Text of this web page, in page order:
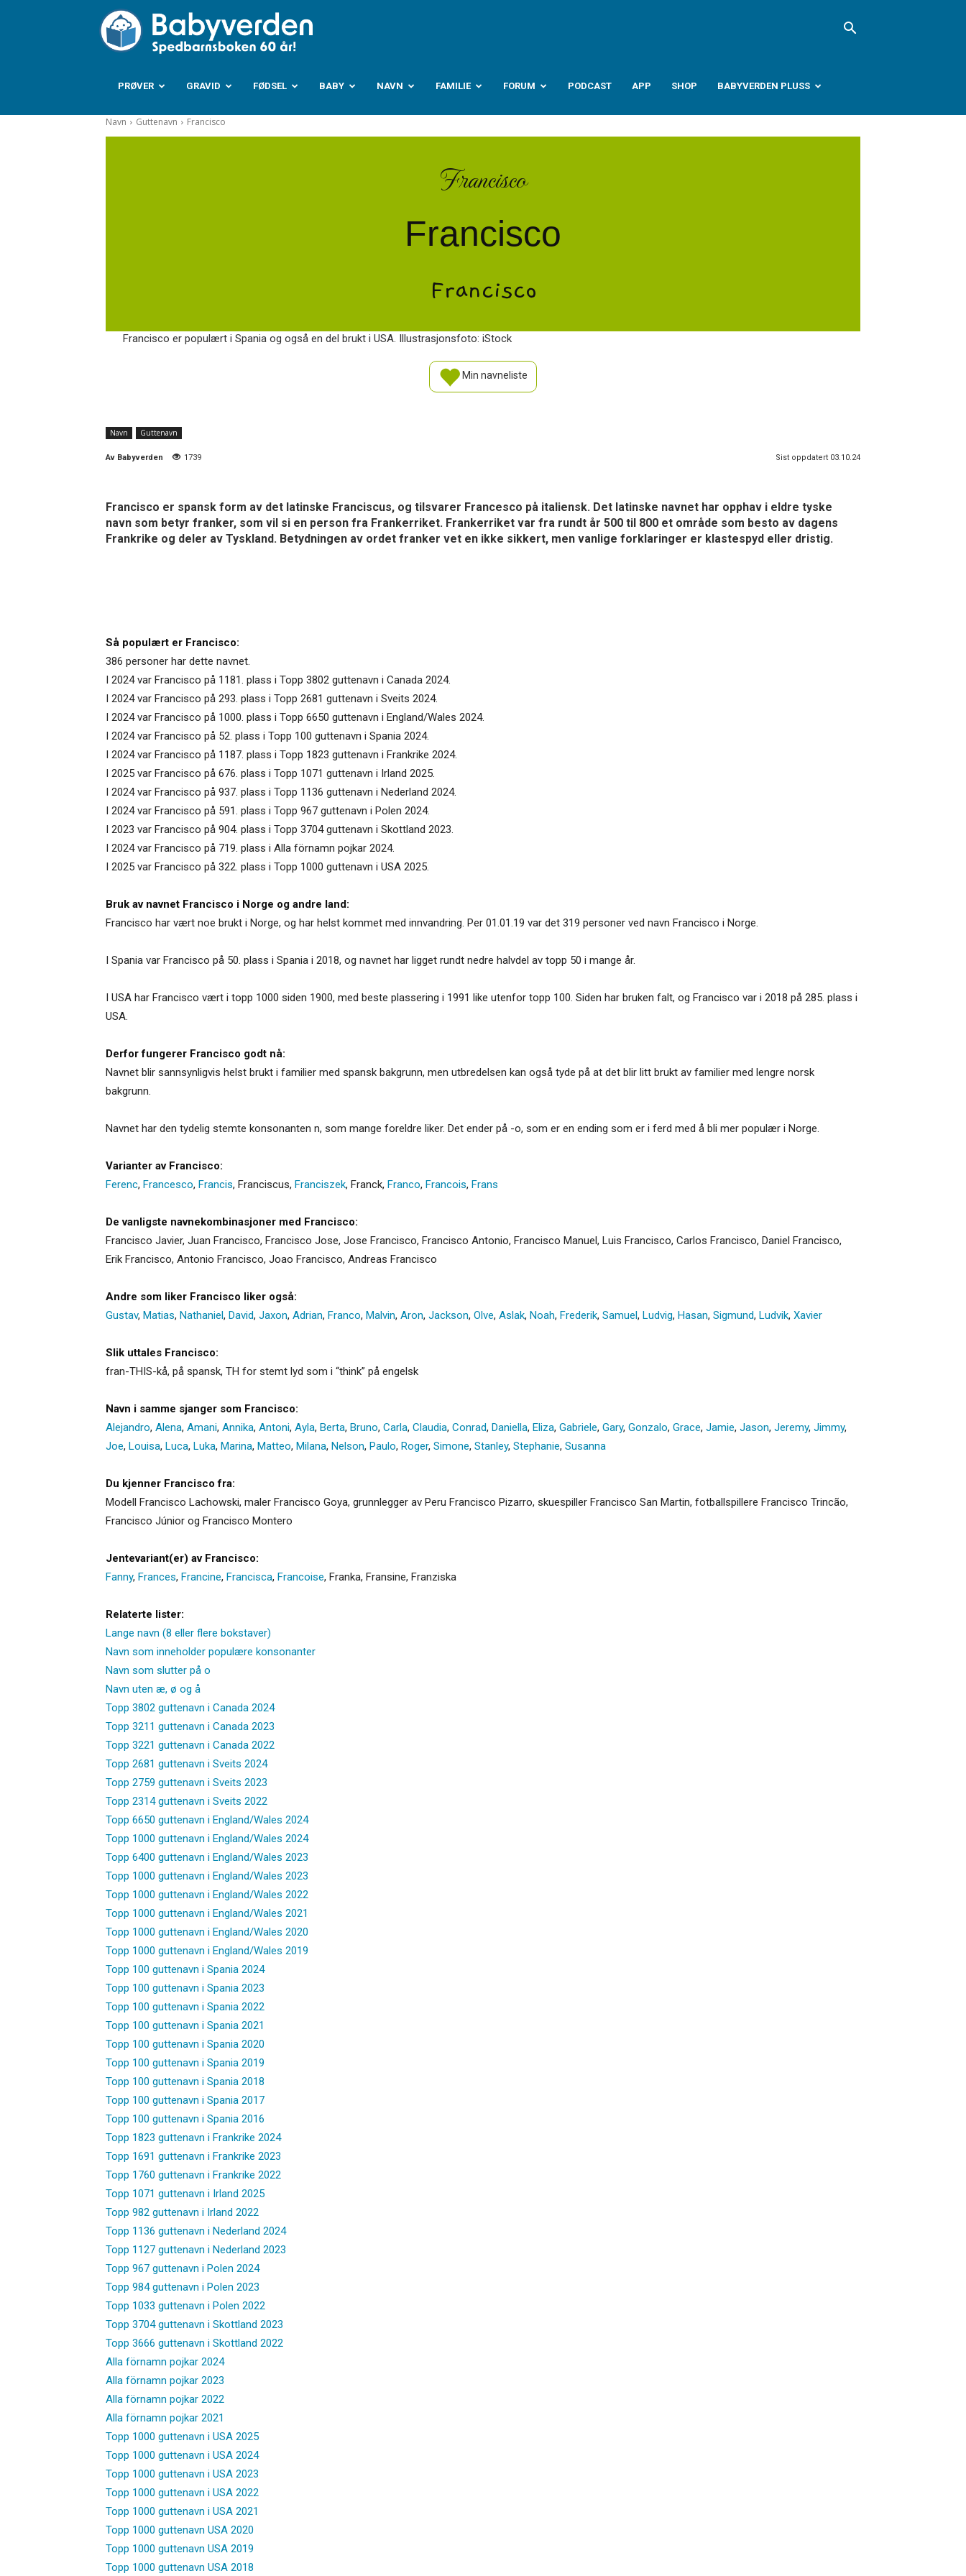
Babyverden.no
PRØVER GRAVID FØDSEL BABY NAVN FAMILIE FORUM PODCAST APP SHOP BABYVERDEN PLUSS
Navn Guttenavn Francisco
Francisco
Francisco
Francisco
Francisco er populært i Spania og også en del brukt i USA. Illustrasjonsfoto: iStock
Min navneliste
Navn Guttenavn
Av Babyverden 1739 Sist oppdatert 03.10.24
Francisco er spansk form av det latinske Franciscus, og tilsvarer Francesco på italiensk. Det latinske navnet har opphav i eldre tyske
navn som betyr franker, som vil si en person fra Frankerriket. Frankerriket var fra rundt år 500 til 800 et område som besto av dagens
Frankrike og deler av Tyskland. Betydningen av ordet franker vet en ikke sikkert, men vanlige forklaringer er klastespyd eller dristig.
Så populært er Francisco:
386 personer har dette navnet.
I 2024 var Francisco på 1181. plass i Topp 3802 guttenavn i Canada 2024.
I 2024 var Francisco på 293. plass i Topp 2681 guttenavn i Sveits 2024.
I 2024 var Francisco på 1000. plass i Topp 6650 guttenavn i England/Wales 2024.
I 2024 var Francisco på 52. plass i Topp 100 guttenavn i Spania 2024.
I 2024 var Francisco på 1187. plass i Topp 1823 guttenavn i Frankrike 2024.
I 2025 var Francisco på 676. plass i Topp 1071 guttenavn i Irland 2025.
I 2024 var Francisco på 937. plass i Topp 1136 guttenavn i Nederland 2024.
I 2024 var Francisco på 591. plass i Topp 967 guttenavn i Polen 2024.
I 2023 var Francisco på 904. plass i Topp 3704 guttenavn i Skottland 2023.
I 2024 var Francisco på 719. plass i Alla förnamn pojkar 2024.
I 2025 var Francisco på 322. plass i Topp 1000 guttenavn i USA 2025.
Bruk av navnet Francisco i Norge og andre land:
Francisco har vært noe brukt i Norge, og har helst kommet med innvandring. Per 01.01.19 var det 319 personer ved navn Francisco i Norge.
I Spania var Francisco på 50. plass i Spania i 2018, og navnet har ligget rundt nedre halvdel av topp 50 i mange år.
I USA har Francisco vært i topp 1000 siden 1900, med beste plassering i 1991 like utenfor topp 100. Siden har bruken falt, og Francisco var i 2018 på 285. plass i
USA.
Derfor fungerer Francisco godt nå:
Navnet blir sannsynligvis helst brukt i familier med spansk bakgrunn, men utbredelsen kan også tyde på at det blir litt brukt av familier med lengre norsk
bakgrunn.
Navnet har den tydelig stemte konsonanten n, som mange foreldre liker. Det ender på -o, som er en ending som er i ferd med å bli mer populær i Norge.
Varianter av Francisco:
Ferenc, Francesco, Francis, Franciscus, Franciszek, Franck, Franco, Francois, Frans
De vanligste navnekombinasjoner med Francisco:
Francisco Javier, Juan Francisco, Francisco Jose, Jose Francisco, Francisco Antonio, Francisco Manuel, Luis Francisco, Carlos Francisco, Daniel Francisco,
Erik Francisco, Antonio Francisco, Joao Francisco, Andreas Francisco
Andre som liker Francisco liker også:
Gustav, Matias, Nathaniel, David, Jaxon, Adrian, Franco, Malvin, Aron, Jackson, Olve, Aslak, Noah, Frederik, Samuel, Ludvig, Hasan, Sigmund, Ludvik, Xavier
Slik uttales Francisco:
fran-THIS-kå, på spansk, TH for stemt lyd som i “think” på engelsk
Navn i samme sjanger som Francisco:
Alejandro, Alena, Amani, Annika, Antoni, Ayla, Berta, Bruno, Carla, Claudia, Conrad, Daniella, Eliza, Gabriele, Gary, Gonzalo, Grace, Jamie, Jason, Jeremy, Jimmy,
Joe, Louisa, Luca, Luka, Marina, Matteo, Milana, Nelson, Paulo, Roger, Simone, Stanley, Stephanie, Susanna
Du kjenner Francisco fra:
Modell Francisco Lachowski, maler Francisco Goya, grunnlegger av Peru Francisco Pizarro, skuespiller Francisco San Martin, fotballspillere Francisco Trincão,
Francisco Júnior og Francisco Montero
Jentevariant(er) av Francisco:
Fanny, Frances, Francine, Francisca, Francoise, Franka, Fransine, Franziska
Relaterte lister:
Lange navn (8 eller flere bokstaver)
Navn som inneholder populære konsonanter
Navn som slutter på o
Navn uten æ, ø og å
Topp 3802 guttenavn i Canada 2024
Topp 3211 guttenavn i Canada 2023
Topp 3221 guttenavn i Canada 2022
Topp 2681 guttenavn i Sveits 2024
Topp 2759 guttenavn i Sveits 2023
Topp 2314 guttenavn i Sveits 2022
Topp 6650 guttenavn i England/Wales 2024
Topp 1000 guttenavn i England/Wales 2024
Topp 6400 guttenavn i England/Wales 2023
Topp 1000 guttenavn i England/Wales 2023
Topp 1000 guttenavn i England/Wales 2022
Topp 1000 guttenavn i England/Wales 2021
Topp 1000 guttenavn i England/Wales 2020
Topp 1000 guttenavn i England/Wales 2019
Topp 100 guttenavn i Spania 2024
Topp 100 guttenavn i Spania 2023
Topp 100 guttenavn i Spania 2022
Topp 100 guttenavn i Spania 2021
Topp 100 guttenavn i Spania 2020
Topp 100 guttenavn i Spania 2019
Topp 100 guttenavn i Spania 2018
Topp 100 guttenavn i Spania 2017
Topp 100 guttenavn i Spania 2016
Topp 1823 guttenavn i Frankrike 2024
Topp 1691 guttenavn i Frankrike 2023
Topp 1760 guttenavn i Frankrike 2022
Topp 1071 guttenavn i Irland 2025
Topp 982 guttenavn i Irland 2022
Topp 1136 guttenavn i Nederland 2024
Topp 1127 guttenavn i Nederland 2023
Topp 967 guttenavn i Polen 2024
Topp 984 guttenavn i Polen 2023
Topp 1033 guttenavn i Polen 2022
Topp 3704 guttenavn i Skottland 2023
Topp 3666 guttenavn i Skottland 2022
Alla förnamn pojkar 2024
Alla förnamn pojkar 2023
Alla förnamn pojkar 2022
Alla förnamn pojkar 2021
Topp 1000 guttenavn i USA 2025
Topp 1000 guttenavn i USA 2024
Topp 1000 guttenavn i USA 2023
Topp 1000 guttenavn i USA 2022
Topp 1000 guttenavn i USA 2021
Topp 1000 guttenavn USA 2020
Topp 1000 guttenavn USA 2019
Topp 1000 guttenavn USA 2018